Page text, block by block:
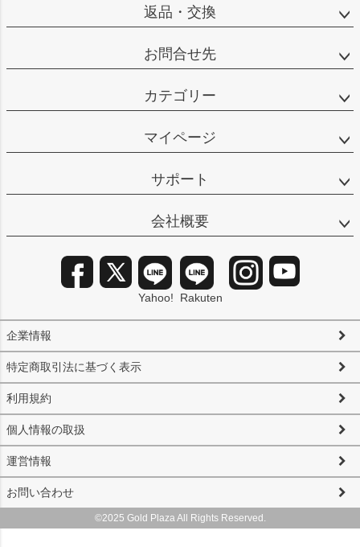
返品・交換
お問合せ先
カテゴリー
マイページ
サポート
会社概要
企業情報
特定商取引法に基づく表示
利用規約
個人情報の取扱
運営情報
お問い合わせ
Yahoo! Rakuten
©2025 Gold Plaza All Rights Reserved.